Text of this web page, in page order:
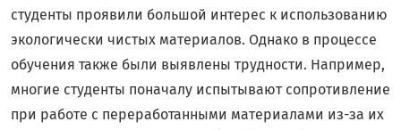
студенты проявили большой интерес к использованию
экологически чистых материалов. Однако в процессе
обучения также были выявлены трудности. Например,
многие студенты поначалу испытывают сопротивление
при работе с переработанными материалами из-за их